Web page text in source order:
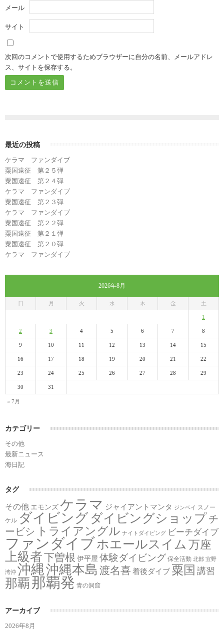
メール
サイト
次回のコメントで使用するためブラウザーに自分の名前、メールアドレ
ス、サイトを保存する。
最近の投稿
ケラマ ファンダイブ
粟国遠征 第２５弾
粟国遠征 第２４弾
ケラマ ファンダイブ
粟国遠征 第２３弾
ケラマ ファンダイブ
粟国遠征 第２２弾
粟国遠征 第２１弾
粟国遠征 第２０弾
ケラマ ファンダイブ
2026年8月
日 月 火 水 木 金 土
« 7月
1
2 3 4 5 6 7 8
9 10 11 12 13 14 15
16 17 18 19 20 21 22
23 24 25 26 27 28 29
30 31
カテゴリー
その他
最新ニュース
海日記
タグ
その他 エモンズ ケラマ ジャイアントマンタ ジンベイ スノー
ケル ダイビング ダイビングショップチ
ービシ トライアングル ナイトダイビング ビーチダイブ
ファンダイブホエールスイム 万座
上級者下曽根 伊平屋 体験ダイビング 保全活動 北部 宜野
湾沖 沖縄沖縄本島 渡名喜 着後ダイブ 粟国 講習
那覇 那覇発 青の洞窟
アーカイブ
2026年8月